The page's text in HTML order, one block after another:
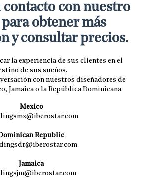
contacto con nuestro
obtener más
y consultar precios.
la experiencia de sus clientes en el
de sus sueños.
con nuestros diseñadores de
Jamaica o la República Dominicana.
Mexico
Republic
Jamaica